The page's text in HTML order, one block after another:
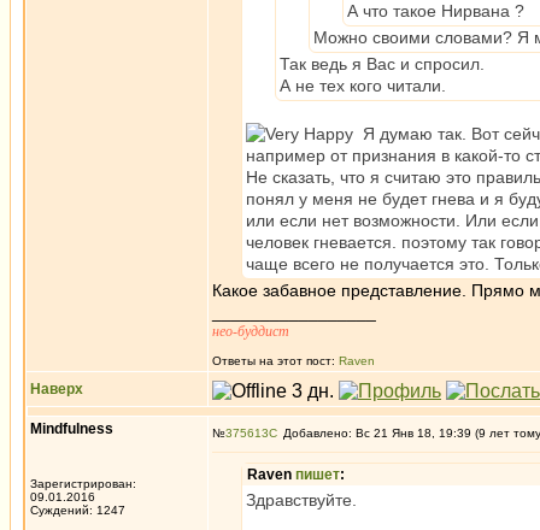
А что такое Нирвана ?
Можно своими словами? Я
Так ведь я Вас и спросил.
А не тех кого читали.
Я думаю так. Вот
например от признания в какой-то
Не сказать, что я считаю это
понял у меня не будет гнева и я
или если нет возможности. Или
человек гневается. поэтому так
чаще всего не получается это.
Какое забавное представление. Прямо
нео-буддист
Ответы на этот пост: Raven
Наверх
Mindfulness
Зарегистрирован:
09.01.2016
Суждений: 1247
№375613 Добавлено: Вс 21 Янв 18, 19:39 (9 лет
Raven пишет:
Здравствуйте.